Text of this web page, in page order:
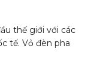
thế giới với các
tế. Vỏ đèn pha